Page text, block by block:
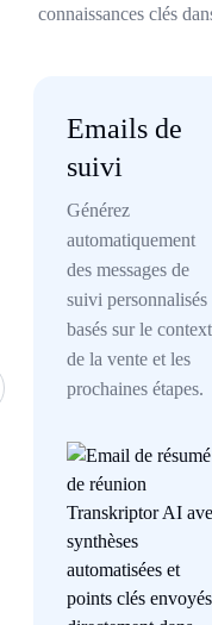
connaissances clés
Emails de
suivi
Générez
automatiquement
des messages de
suivi personnalisés
basés sur le
de la vente et les
prochaines étapes.